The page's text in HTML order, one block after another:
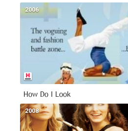
2006
How Do I Look
2008